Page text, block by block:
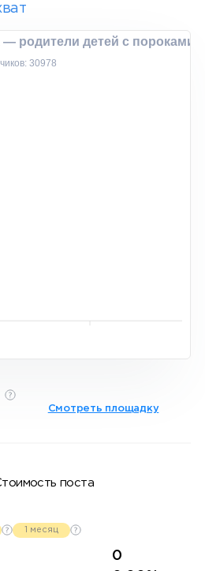
родители детей с пороками
30978
Смотреть площадку
поста
1 месяц
0